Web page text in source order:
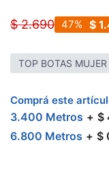
$ 2.690 $
47
TOP BOTAS MUJER
Comprá este
3.400 Metros $
6.800 Metros $